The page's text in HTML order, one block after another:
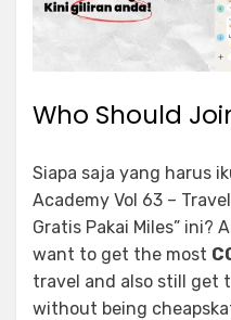
Who Should
Siapa saja yang harus
Academy Vol 63 –
Gratis Pakai Miles” ini?
want to get the most
travel and also still get
without being